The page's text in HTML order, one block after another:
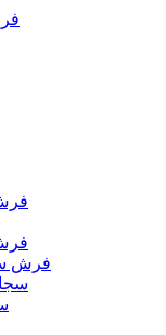
فرش
فرش سجاده ای
سجاده